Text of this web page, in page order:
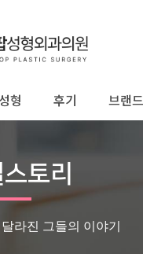
형 후기 브랜
토리
라진 그들의 이야기